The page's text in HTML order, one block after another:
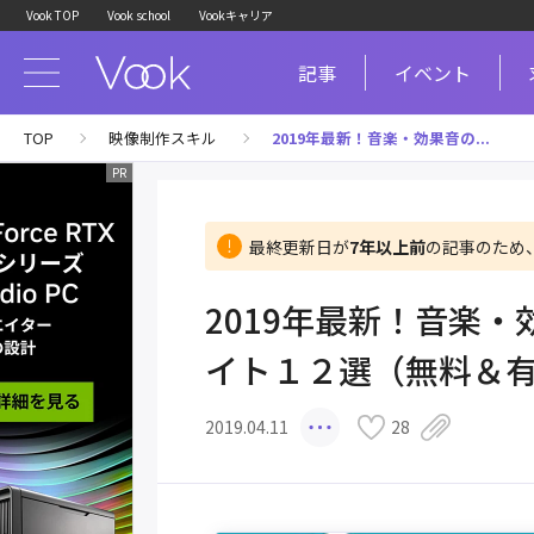
Vook TOP Vook school Vookキャリア
記事 イベント
TOP 映像制作スキル 2019年最新！音楽・効果音の...
最終更新日が7年以上前の記事のため
2019年最新！音楽・
イト１２選（無料＆
2019.04.11 28